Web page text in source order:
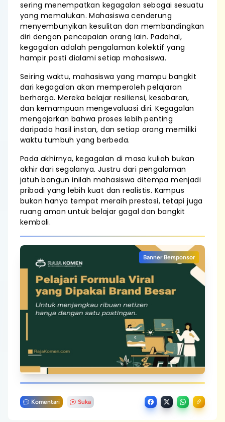
sering menempatkan kegagalan sebagai sesuatu
yang memalukan. Mahasiswa cenderung
menyembunyikan kesulitan dan membandingkan
diri dengan pencapaian orang lain. Padahal,
kegagalan adalah pengalaman kolektif yang
hampir pasti dialami setiap mahasiswa.
Seiring waktu, mahasiswa yang mampu bangkit
dari kegagalan akan memperoleh pelajaran
berharga. Mereka belajar resiliensi, kesabaran,
dan kemampuan mengevaluasi diri. Kegagalan
mengajarkan bahwa proses lebih penting
daripada hasil instan, dan setiap orang memiliki
waktu tumbuh yang berbeda.
Pada akhirnya, kegagalan di masa kuliah bukan
akhir dari segalanya. Justru dari pengalaman
jatuh bangun inilah mahasiswa ditempa menjadi
pribadi yang lebih kuat dan realistis. Kampus
bukan hanya tempat meraih prestasi, tetapi juga
ruang aman untuk belajar gagal dan bangkit
kembali.
Banner Bersponsor
Komentari Suka